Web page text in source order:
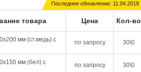
Последнее обновление: 11.04.2018
товара Цена Кол-во
мм (ст.медь) с
по запросу 30\0
мм (бел) с
по запросу 30\0